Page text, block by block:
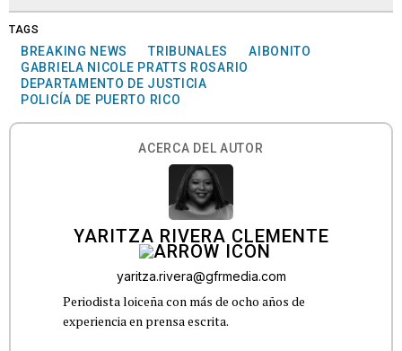
TAGS
BREAKING NEWS TRIBUNALES
AIBONITO
GABRIELA NICOLE PRATTS ROSARIO
DEPARTAMENTO DE JUSTICIA
POLICÍA DE PUERTO RICO
ACERCA DEL AUTOR
YARITZA RIVERA CLEMENTE
yaritza.rivera@gfrmedia.com
Periodista loiceña con más de ocho años de
experiencia en prensa escrita.